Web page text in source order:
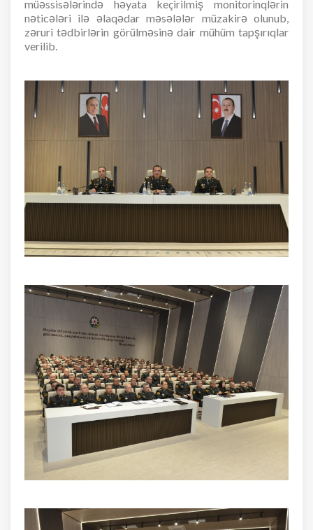
müəssisələrində həyata keçirilmiş monitorinqlərin
nəticələri ilə əlaqədar məsələlər müzakirə olunub,
zəruri tədbirlərin görülməsinə dair mühüm tapşırıqlar
verilib.